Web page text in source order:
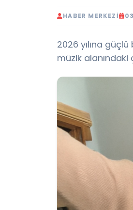
HABER MERKEZI
2026 yılına
müzik alanındaki